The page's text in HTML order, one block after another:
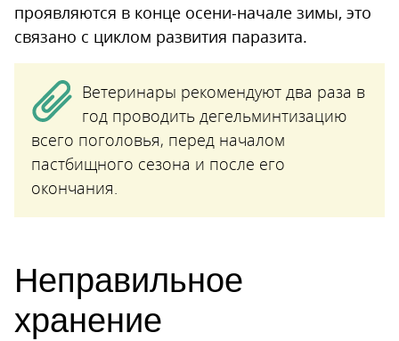
проявляются в конце осени-начале зимы, это
связано с циклом развития паразита.
Ветеринары рекомендуют два раза в
год проводить дегельминтизацию
всего поголовья, перед началом
пастбищного сезона и после его
окончания.
Неправильное
хранение